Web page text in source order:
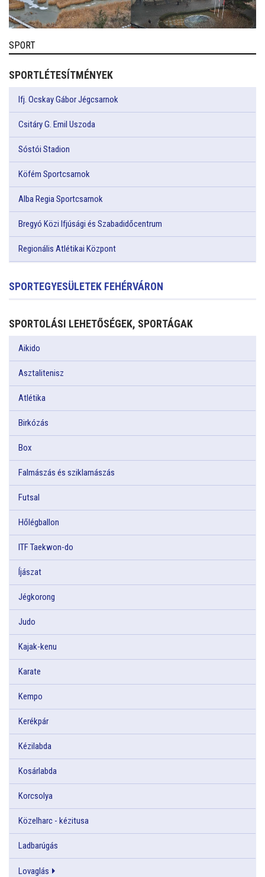
SPORT
SPORTLÉTESÍTMÉNYEK
Ifj. Ocskay Gábor Jégcsarnok
Csitáry G. Emil Uszoda
Sóstói Stadion
Köfém Sportcsarnok
Alba Regia Sportcsarnok
Bregyó Közi Ifjúsági és Szabadidőcentrum
Regionális Atlétikai Központ
SPORTEGYESÜLETEK FEHÉRVÁRON
SPORTOLÁSI LEHETŐSÉGEK, SPORTÁGAK
Aikido
Asztalitenisz
Atlétika
Birkózás
Box
Falmászás és sziklamászás
Futsal
Hőlégballon
ITF Taekwon-do
Íjászat
Jégkorong
Judo
Kajak-kenu
Karate
Kempo
Kerékpár
Kézilabda
Kosárlabda
Korcsolya
Közelharc - kézitusa
Ladbarúgás
Lovaglás